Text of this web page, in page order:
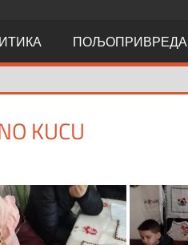
ПОЉОПРИВРЕДА
KUCU